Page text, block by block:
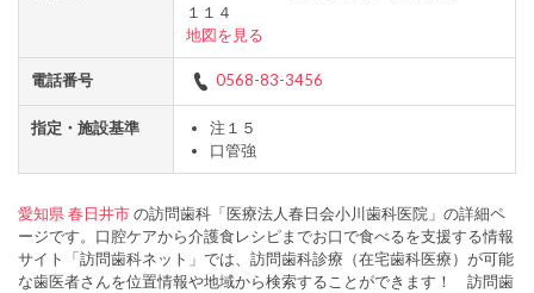
１１４
地図を見る
電話番号 0568-83-3456
指定・施設基準
注１５
口管強
愛知県 春日井市の訪問歯科「医療法人春日会小川歯科医院」の詳細ペ
ージです。口腔ケアから介護食レシピまでお口で食べるを支援する情報
サイト「訪問歯科ネット」では、訪問歯科診療（在宅歯科医療）が可能
な歯医者さんを位置情報や地域から検索することができます！ 訪問歯